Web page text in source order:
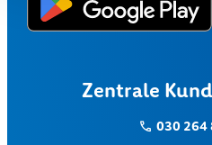
Zentrale
030 264